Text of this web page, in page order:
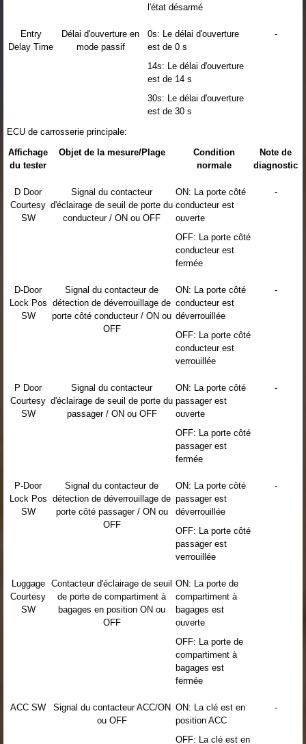
l'état désarmé
Entry
Delay Time
Délai d'ouverture en
mode passif
0s: Le délai d'ouverture
est de 0 s
14s: Le délai d'ouverture
est de 14 s
30s: Le délai d'ouverture
est de 30 s
-
ECU de carrosserie principale:
Affichage
du tester
Objet de la mesure/Plage
Condition
normale
Note de
diagnostic
D Door
Courtesy
SW
Signal du contacteur
d'éclairage de seuil de porte du
conducteur / ON ou OFF
ON: La porte côté
conducteur est
ouverte
OFF: La porte côté
conducteur est
fermée
-
D-Door
Lock Pos
SW
Signal du contacteur de
détection de déverrouillage de
porte côté conducteur / ON ou
OFF
ON: La porte côté
conducteur est
déverrouillée
OFF: La porte côté
conducteur est
verrouillée
-
P Door
Courtesy
SW
Signal du contacteur
d'éclairage de seuil de porte du
passager / ON ou OFF
ON: La porte côté
passager est
ouverte
OFF: La porte côté
passager est
fermée
-
P-Door
Lock Pos
SW
Signal du contacteur de
détection de déverrouillage de
porte côté passager / ON ou
OFF
ON: La porte côté
passager est
déverrouillée
OFF: La porte côté
passager est
verrouillée
-
Luggage
Courtesy
SW
Contacteur d'éclairage de seuil
de porte de compartiment à
bagages en position ON ou
OFF
ON: La porte de
compartiment à
bagages est
ouverte
OFF: La porte de
compartiment à
bagages est
fermée
ACC SW
Signal du contacteur ACC/ON
ou OFF
ON: La clé est en
position ACC
OFF: La clé est en
-